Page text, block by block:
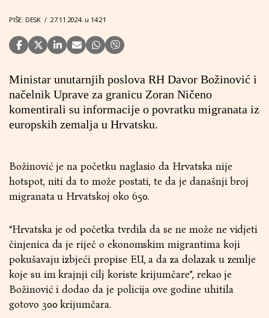
PIŠE: DESK / 27.11.2024. u 14:21
Ministar unutarnjih poslova RH Davor Božinović i
načelnik Uprave za granicu Zoran Ničeno
komentirali su informacije o povratku migranata iz
europskih zemalja u Hrvatsku.
Božinović je na početku naglasio da Hrvatska nije
hotspot, niti da to može postati, te da je današnji broj
migranata u Hrvatskoj oko 650.
“Hrvatska je od početka tvrdila da se ne može ne vidjeti
činjenica da je riječ o ekonomskim migrantima koji
pokušavaju izbjeći propise EU, a da za dolazak u zemlje
koje su im krajnji cilj koriste krijumčare”, rekao je
Božinović i dodao da je policija ove godine uhitila
gotovo 300 krijumčara.